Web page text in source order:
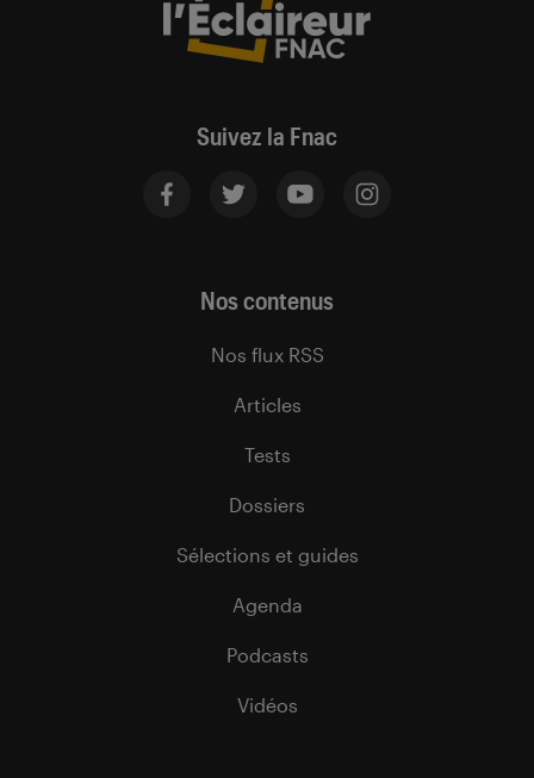
Suivez la Fnac
Nos contenus
Nos flux RSS
Articles
Tests
Dossiers
Sélections et guides
Agenda
Podcasts
Vidéos